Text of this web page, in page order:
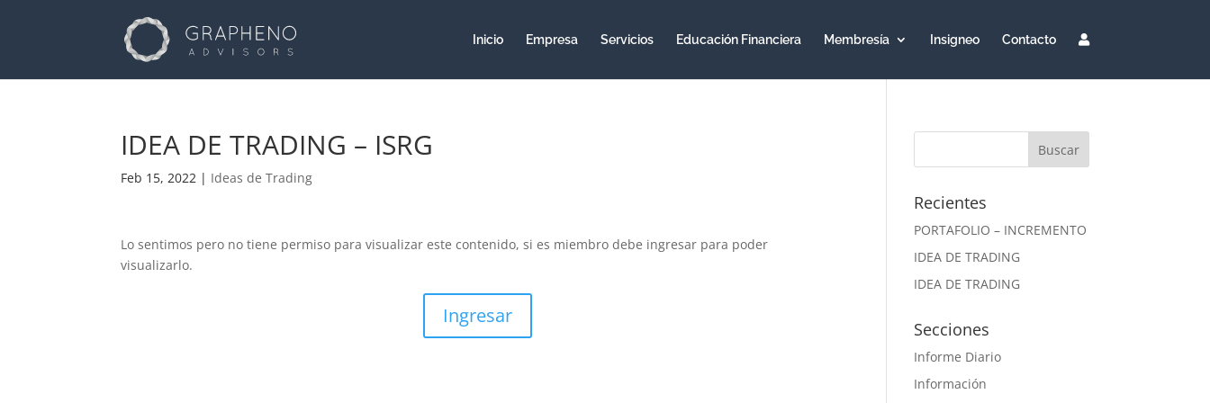
Inicio Empresa Servicios Educación Financiera Membresía Insigneo Contacto
IDEA DE TRADING – ISRG
Feb 15, 2022 | Ideas de Trading
Lo sentimos pero no tiene permiso para visualizar este contenido, si es miembro debe ingresar para poder
visualizarlo.
Ingresar
Recientes
PORTAFOLIO – INCREMENTO
IDEA DE TRADING
IDEA DE TRADING
Secciones
Informe Diario
Información